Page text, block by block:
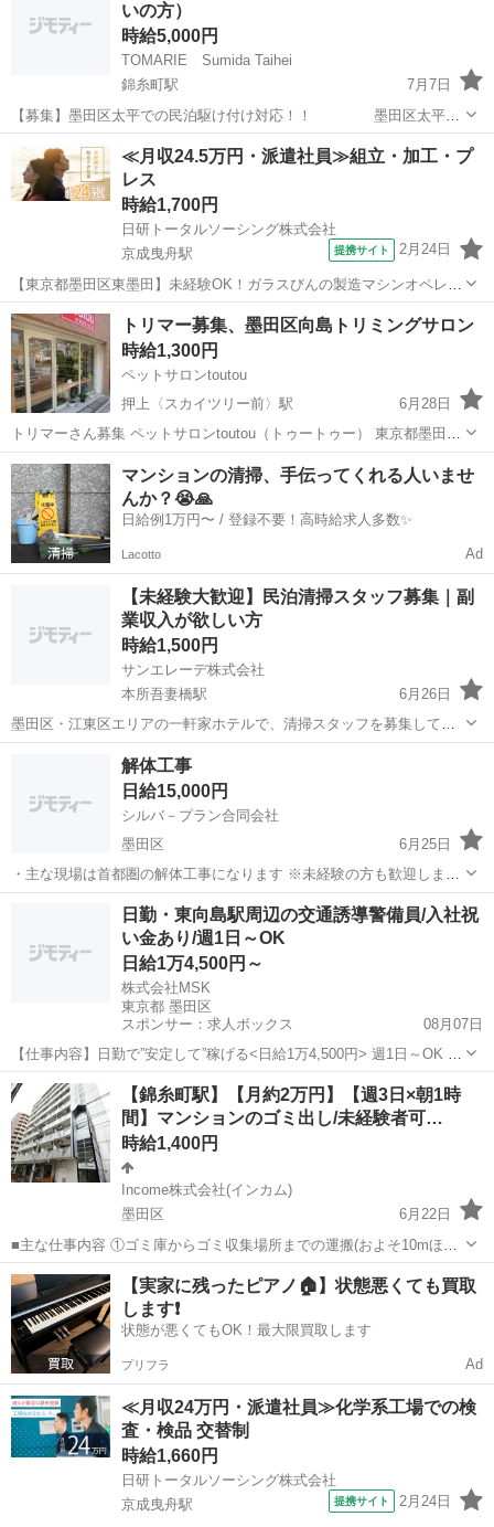
撮影,ヘッドスパ <...いの方）
時給5,000円
TOMARIE Sumida Taihei
錦糸町駅
7月7日
【募集】墨田区太平での民泊駆け付け対応！！ 墨田区太平に
ある民泊施設の対応をしてくださる方を募集しています！ ◆募集条件
以下のいずれかに当てはまる方を歓迎します。 ・墨田区太平徒歩10分
圏内にご自宅がある方...
東京 墨田区 錦糸町駅 その他 臨時収入
≪月収24.5万円・派遣社員≫組立・加工・プ
レス
時給1,700円
日研トータルソーシング株式会社
京成曳舟駅
提携サイト 2月24日
【東京都墨田区東墨田】未経験OK！ガラスびんの製造マシンオペレー
ター《お仕事No.5A1226-JS》 お仕事について ガラスびんの製造マシ
ンオペレーターです。機械操作および定期的に金型に油を塗る作業、
製造されたガラスびん...
東京 墨田区 京成曳舟駅 その他
トリマー募集、墨田区向島トリミングサロン
時給1,300円
ペットサロンtoutou
押上〈スカイツリー前〉駅
6月28日
トリマーさん募集 ペットサロンtoutou（トゥートゥー） 東京都墨田区
向島２−１８−７ ０３−３８２９−５５３４ 半蔵門線押上駅徒歩８分 勤
務日数 週４〜５日（平日、火曜定休） 勤務時間 日５時間〜６時間
...
東京 墨田区 押上〈スカイツリー前〉駅 その他
マンションの清掃、手伝ってくれる人いませ
んか？😭🙏
日給例1万円〜 / 登録不要！高時給求人多数✨
Lacotto Ad
【未経験大歓迎】民泊清掃スタッフ募集｜副
業収入が欲しい方
時給1,500円
サンエレーデ株式会社
本所吾妻橋駅
6月26日
墨田区・江東区エリアの一軒家ホテルで、清掃スタッフを募集してい
ます！ 未経験の方も大歓迎です。丁寧にサポートしますので、安心し
てスタートできます。 【業務内容】 チェックアウト後のホテル清掃
を、複数名で分担しながら...
墨田区 本所吾妻橋駅
解体工事
日給15,000円
シルバ－プラン合同会社
墨田区
6月25日
・主な現場は首都圏の解体工事になります ※未経験の方も歓迎します
(資格取得制度あり) 〈増員のため募集〉 ※ハローワークにも掲載済 ※
正社員登用可 ※受動喫煙対策有 ※年齢・学歴・知識不問 やる気のあ
る子...
墨田区 その他 給料日
日勤・東向島駅周辺の交通誘導警備員/入社祝
い金あり/週1日～OK
日給1万4,500円～
株式会社MSK
東京都 墨田区
スポンサー：求人ボックス
08月07日
【仕事内容】日勤で”安定して”稼げる<日給1万4,500円> 週1日～OK 未
経験者大歓迎! 勤務3日前までシフト申請OK! 入社祝い金最大10万円支
給(規定あり) <日勤専属>未経験から始められる交通誘導警備員! 工事
現場や建設...
アルバイト・パート
【錦糸町駅】【月約2万円】【週3日×朝1時
間】マンションのゴミ出し/未経験者可…
時給1,400円
Income株式会社(インカム)
墨田区
6月22日
■主な仕事内容 ①ゴミ庫からゴミ収集場所までの運搬(およそ10mほど
を１日約10個ほど)やゴミ庫の整理 ②清掃結果の報告（指定フォームへ
の写真アップロード） ※初回勤務時に弊社スタッフが現地に同行して
詳細説明しますので...
東京 墨田区 その他 時給
【実家に残ったピアノ🏠】状態悪くても買取
します❗️
状態が悪くてもOK！最大限買取します
プリフラ Ad
≪月収24万円・派遣社員≫化学系工場での検
査・検品 交替制
時給1,660円
日研トータルソーシング株式会社
京成曳舟駅
提携サイト 2月24日